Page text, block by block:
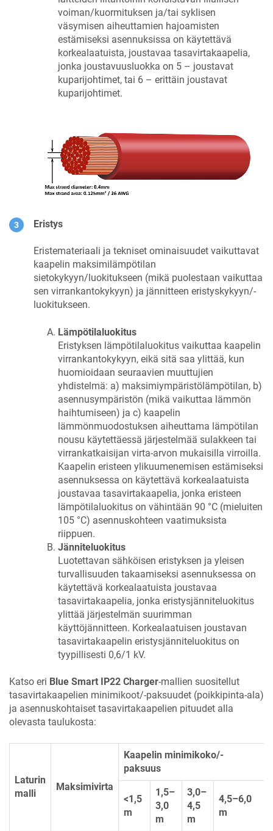
voiman/kuormituksen ja/tai syklisen
väsymisen aiheuttamien hajoamisten
estämiseksi asennuksissa on käytettävä
korkealaatuista, joustavaa tasavirtakaapelia,
jonka joustavuusluokka on 5 – joustavat
kuparijohtimet, tai 6 – erittäin joustavat
kuparijohtimet.
Eristys
Eristemateriaali ja tekniset ominaisuudet vaikuttavat
kaapelin maksimilämpötilan
sietokykyyn/luokitukseen (mikä puolestaan vaikuttaa
sen virrankantokykyyn) ja jännitteen eristyskykyyn/-
luokitukseen.
Lämpötilaluokitus
Eristyksen lämpötilaluokitus vaikuttaa kaapelin
virrankantokykyyn, eikä sitä saa ylittää, kun
huomioidaan seuraavien muuttujien
yhdistelmä: a) maksimiympäristölämpötilan, b)
asennusympäristön (mikä vaikuttaa lämmön
haihtumiseen) ja c) kaapelin
lämmönmuodostuksen aiheuttama lämpötilan
nousu käytettäessä järjestelmää sulakkeen tai
virrankatkaisijan virta-arvon mukaisilla virroilla.
Kaapelin eristeen ylikuumenemisen estämiseksi
asennuksessa on käytettävä korkealaatuista
joustavaa tasavirtakaapelia, jonka eristeen
lämpötilaluokitus on vähintään 90 °C (mieluiten
105 °C) asennuskohteen vaatimuksista
riippuen.
Jänniteluokitus
Luotettavan sähköisen eristyksen ja yleisen
turvallisuuden takaamiseksi asennuksessa on
käytettävä korkealaatuista joustavaa
tasavirtakaapelia, jonka eristysjänniteluokitus
ylittää järjestelmän suurimman
käyttöjännitteen. Korkealaatuisen joustavan
tasavirtakaapelin eristysjänniteluokitus on
tyypillisesti 0,6/1 kV.
Katso eri Blue Smart IP22 Charger-mallien suositellut
tasavirtakaapelien minimikoot/-paksuudet (poikkipinta-ala)
ja asennuskohtaiset tasavirtakaapelien pituudet alla
olevasta taulukosta:
Laturin
malli
Maksimivirta
Kaapelin minimikoko/-
paksuus
<1,5
m
1,5–
3,0
m
3,0–
4,5
m
4,5–6,0
m